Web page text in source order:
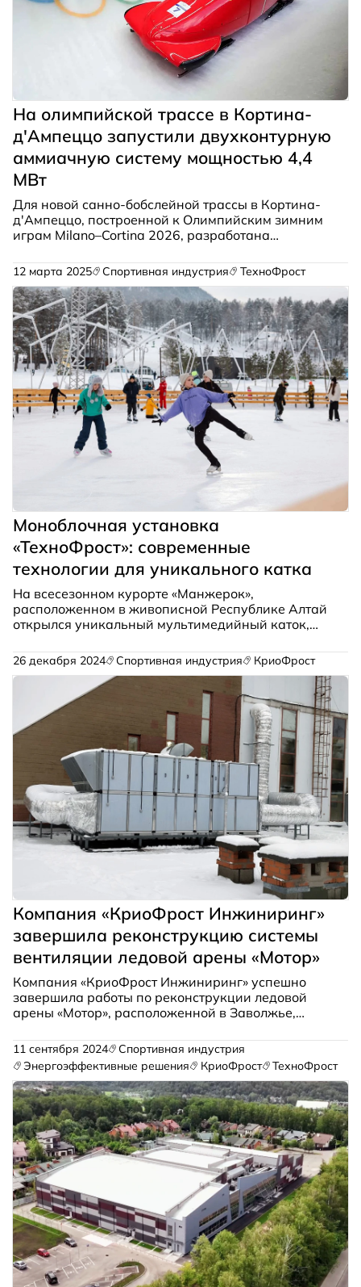
На олимпийской трассе в Кортина-
д'Ампеццо запустили двухконтурную
аммиачную систему мощностью 4,4
МВт
Для новой санно-бобслейной трассы в Кортина-
д'Ампеццо, построенной к Олимпийским зимним
играм Milano–Cortina 2026, разработана
Стабильное качество льда, высокая
энергоэффективность и безопасность
эксплуатации были определены как
обязательные требования.
12 марта 2025 Спортивная индустрия ТехноФрост
Моноблочная установка
«ТехноФрост»: современные
технологии для уникального катка
На всесезонном курорте «Манжерок»,
расположенном в живописной Республике Алтай
открылся уникальный мультимедийный каток,
гармонию с природой. Холодоснабжение этого
объекта обеспечивает моноблочная холодильная
установка «ТехноФрост».
26 декабря 2024 Спортивная индустрия КриоФрост
Компания «КриоФрост Инжиниринг»
завершила реконструкцию системы
вентиляции ледовой арены «Мотор»
Компания «КриоФрост Инжиниринг» успешно
завершила работы по реконструкции ледовой
арены «Мотор», расположенной в Заволжье,
шагом в модернизации спортивной
инфраструктуры региона и обеспечении
комфортных условий для спортсменов и зрителей.
11 сентября 2024
Спортивная индустрия
Энергоэффективные решения
КриоФрост ТехноФрост